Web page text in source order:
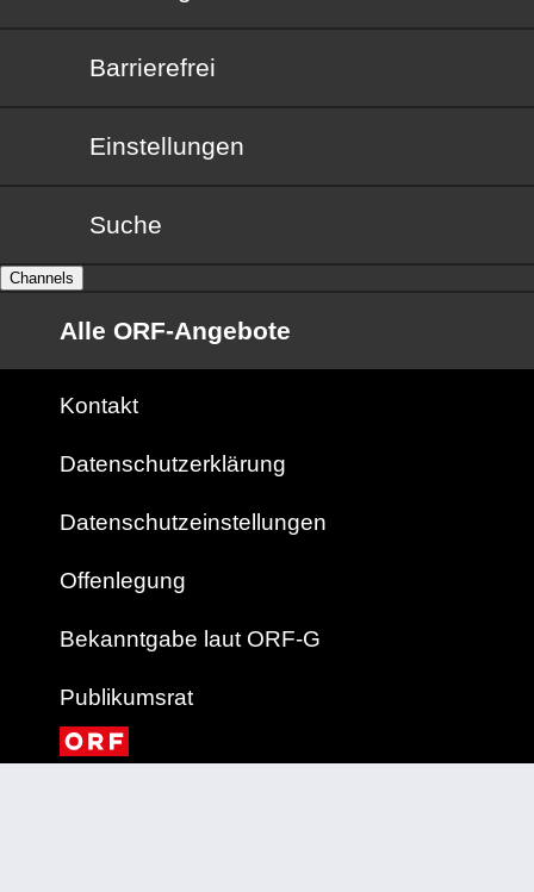
Barrierefrei
Barrierefrei
Einstellungen
Suche
Channels
Alle ORF-Angebote
Kontakt
Datenschutzerklärung
Datenschutzeinstellungen
Offenlegung
Bekanntgabe laut ORF-G
Publikumsrat